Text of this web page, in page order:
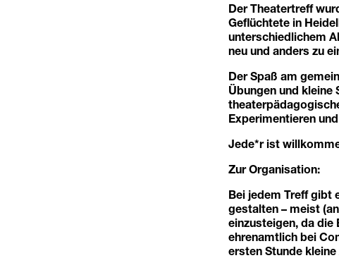
Der Theatertreff
Geflüchtete in
unterschiedlichem
neu und anders zu
Der Spaß am
Übungen und
Experimentieren
Jede*r ist
Zur Organisation:
Bei jedem Treff gibt
gestalten – meist
einzusteigen, da die
ehrenamtlich bei
ersten Stunde